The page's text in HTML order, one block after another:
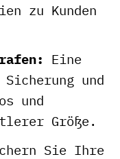
zu Kunden
Eine
und
und
Größe.
Sie Ihre